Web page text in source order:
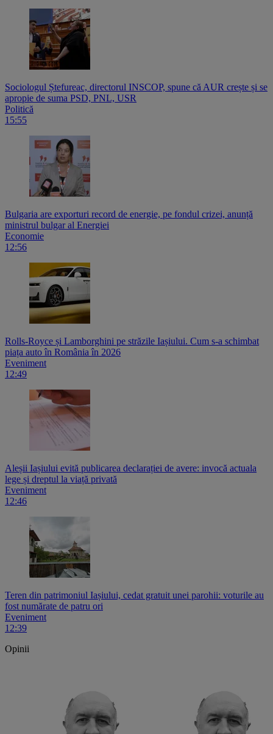
Sociologul Ștefureac, directorul INSCOP, spune că AUR crește și se
apropie de suma PSD, PNL, USR
Politică
15:55
Bulgaria are exporturi record de energie, pe fondul crizei, anunță
ministrul bulgar al Energiei
Economie
12:56
Rolls-Royce și Lamborghini pe străzile Iașiului. Cum s-a schimbat
piața auto în România în 2026
Eveniment
12:49
Aleșii Iașiului evită publicarea declarației de avere: invocă actuala
lege și dreptul la viață privată
Eveniment
12:46
Teren din patrimoniul Iașiului, cedat gratuit unei parohii: voturile au
fost numărate de patru ori
Eveniment
12:39
Opinii